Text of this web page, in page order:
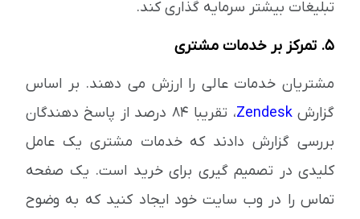
تبلیغات بیشتر سرمایه گذاری کند.
5. تمرکز بر خدمات مشتری
مشتریان خدمات عالی را ارزش می دهند. بر اساس
گزارشZendesk
، تقریبا 84 درصد از پاسخ دهندگان
بررسی گزارش دادند که خدمات مشتری یک عامل
کلیدی در تصمیم گیری برای خرید است. یک صفحه
تماس را در وب سایت خود ایجاد کنید که به وضوح